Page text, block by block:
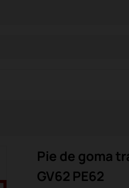
Pie de goma
GV62 PE62